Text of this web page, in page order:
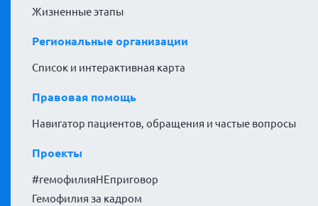
Жизненные этапы
Региональные организации
Список и интерактивная карта
Правовая помощь
Навигатор пациентов, обращения и частые вопросы
Проекты
#гемофилияНЕприговор
Гемофилия за кадром